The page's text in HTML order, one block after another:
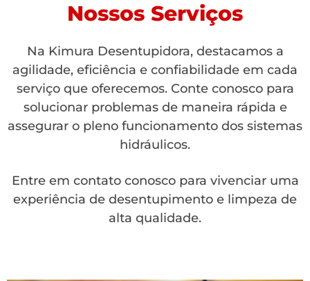
Nossos Serviços
Na Kimura Desentupidora, destacamos a
agilidade, eficiência e confiabilidade em cada
serviço que oferecemos. Conte conosco para
solucionar problemas de maneira rápida e
assegurar o pleno funcionamento dos sistemas
hidráulicos.
Entre em contato conosco para vivenciar uma
experiência de desentupimento e limpeza de
alta qualidade.